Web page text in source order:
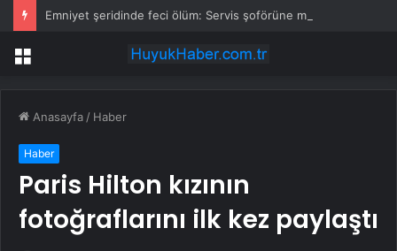
Menü
Anasayfa / Haber
Haber
Paris Hilton kızının
fotoğraflarını ilk kez paylaştı